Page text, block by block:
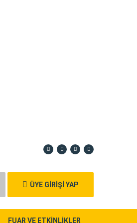
ÜYE GİRİŞİ YAP
FUAR VE ETKİNLİKLER